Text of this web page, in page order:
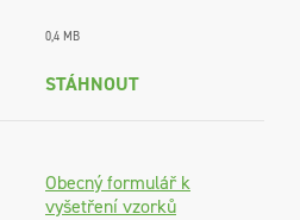
0,4 MB
STÁHNOUT
Obecný formulář k
vyšetření vzorků